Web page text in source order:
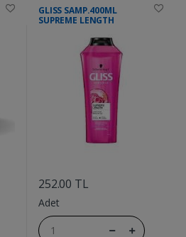
GLISS SAMP.400ML
SUPREME LENGTH
252.00 TL
Adet